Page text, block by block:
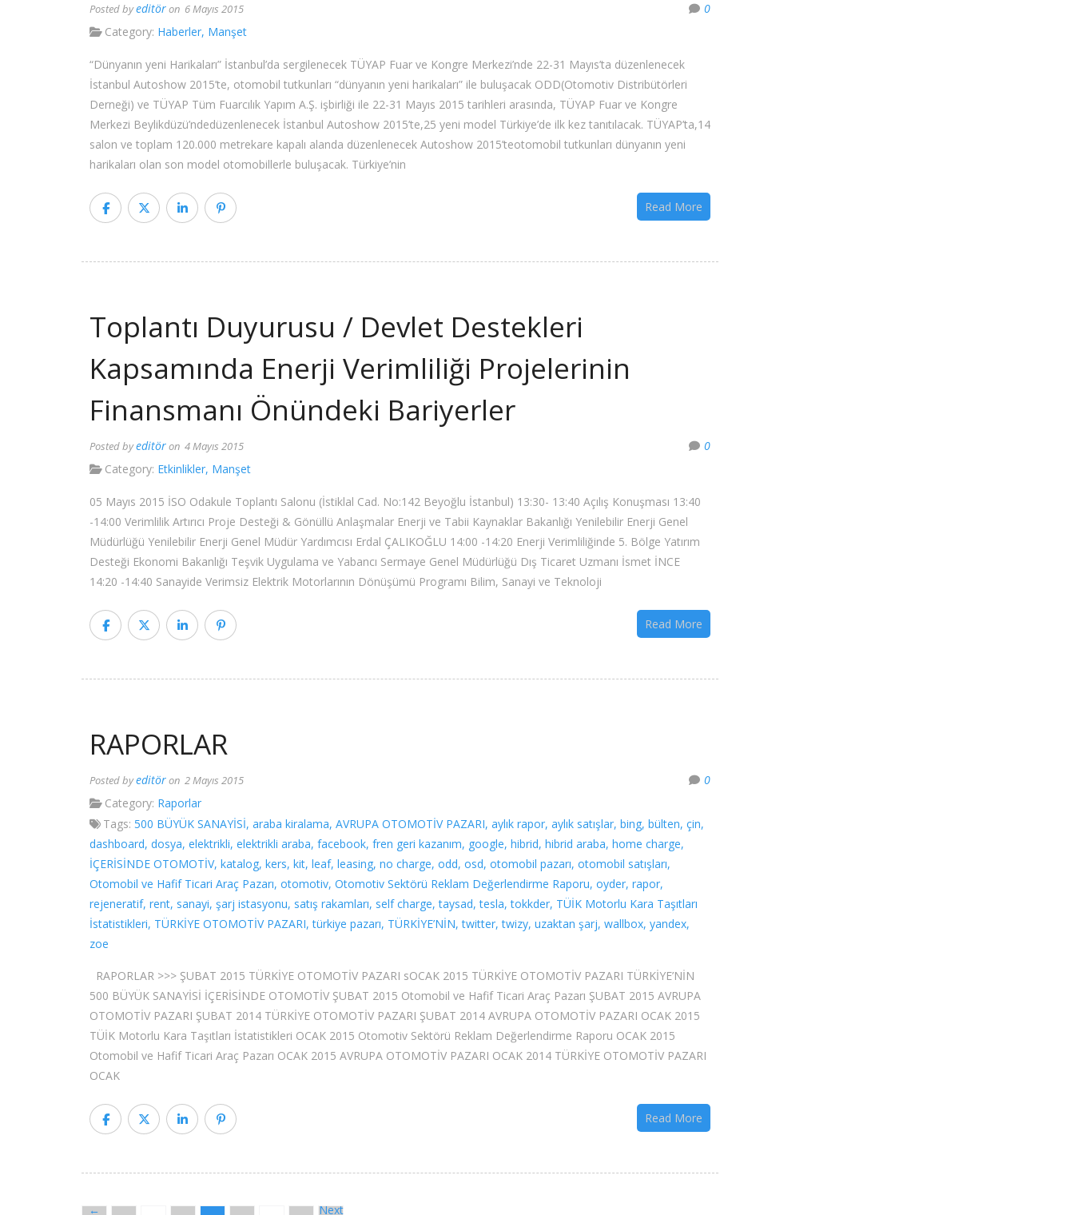
Posted byeditöron 6 Mayıs 2015
0
Category: Haberler, Manşet
“Dünyanın yeni Harikaları” İstanbul’da sergilenecek TÜYAP Fuar ve Kongre Merkezi’nde 22-31 Mayıs’ta düzenlenecek
İstanbul Autoshow 2015’te, otomobil tutkunları “dünyanın yeni harikaları” ile buluşacak ODD(Otomotiv Distribütörleri
Derneği) ve TÜYAP Tüm Fuarcılık Yapım A.Ş. işbirliği ile 22-31 Mayıs 2015 tarihleri arasında, TÜYAP Fuar ve Kongre
Merkezi Beylikdüzü’ndedüzenlenecek İstanbul Autoshow 2015’te,25 yeni model Türkiye’de ilk kez tanıtılacak. TÜYAP’ta,14
salon ve toplam 120.000 metrekare kapalı alanda düzenlenecek Autoshow 2015’teotomobil tutkunları dünyanın yeni
harikaları olan son model otomobillerle buluşacak. Türkiye’nin
Read More
Toplantı Duyurusu / Devlet Destekleri
Kapsamında Enerji Verimliliği Projelerinin
Finansmanı Önündeki Bariyerler
Posted byeditöron 4 Mayıs 2015
0
Category: Etkinlikler, Manşet
05 Mayıs 2015 İSO Odakule Toplantı Salonu (İstiklal Cad. No:142 Beyoğlu İstanbul) 13:30- 13:40 Açılış Konuşması 13:40
-14:00 Verimlilik Artırıcı Proje Desteği & Gönüllü Anlaşmalar Enerji ve Tabii Kaynaklar Bakanlığı Yenilebilir Enerji Genel
Müdürlüğü Yenilebilir Enerji Genel Müdür Yardımcısı Erdal ÇALIKOĞLU 14:00 -14:20 Enerji Verimliliğinde 5. Bölge Yatırım
Desteği Ekonomi Bakanlığı Teşvik Uygulama ve Yabancı Sermaye Genel Müdürlüğü Dış Ticaret Uzmanı İsmet İNCE
14:20 -14:40 Sanayide Verimsiz Elektrik Motorlarının Dönüşümü Programı Bilim, Sanayi ve Teknoloji
Read More
RAPORLAR
Posted byeditöron 2 Mayıs 2015
0
Category: Raporlar
Tags: 500 BÜYÜK SANAYİSİ, araba kiralama, AVRUPA OTOMOTİV PAZARI, aylık rapor, aylık satışlar, bing, bülten, çin,
dashboard, dosya, elektrikli, elektrikli araba, facebook, fren geri kazanım, google, hibrid, hibrid araba, home charge,
İÇERİSİNDE OTOMOTİV, katalog, kers, kit, leaf, leasing, no charge, odd, osd, otomobil pazarı, otomobil satışları,
Otomobil ve Hafif Ticari Araç Pazarı, otomotiv, Otomotiv Sektörü Reklam Değerlendirme Raporu, oyder, rapor,
rejeneratif, rent, sanayi, şarj istasyonu, satış rakamları, self charge,taysad,tesla,tokkder, TÜİK Motorlu Kara Taşıtları
İstatistikleri, TÜRKİYE OTOMOTİV PAZARI,türkiye pazarı, TÜRKİYE’NİN,twitter,twizy, uzaktan şarj, wallbox, yandex,
zoe
RAPORLAR >>> ŞUBAT 2015 TÜRKİYE OTOMOTİV PAZARI sOCAK 2015 TÜRKİYE OTOMOTİV PAZARI TÜRKİYE’NİN
500 BÜYÜK SANAYİSİ İÇERİSİNDE OTOMOTİV ŞUBAT 2015 Otomobil ve Hafif Ticari Araç Pazarı ŞUBAT 2015 AVRUPA
OTOMOTİV PAZARI ŞUBAT 2014 TÜRKİYE OTOMOTİV PAZARI ŞUBAT 2014 AVRUPA OTOMOTİV PAZARI OCAK 2015
TÜİK Motorlu Kara Taşıtları İstatistikleri OCAK 2015 Otomotiv Sektörü Reklam Değerlendirme Raporu OCAK 2015
Otomobil ve Hafif Ticari Araç Pazarı OCAK 2015 AVRUPA OTOMOTİV PAZARI OCAK 2014 TÜRKİYE OTOMOTİV PAZARI
OCAK
Read More
← Next